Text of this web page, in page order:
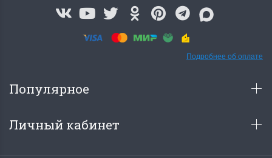
Подробнее об оплате
Популярное
Личный кабинет